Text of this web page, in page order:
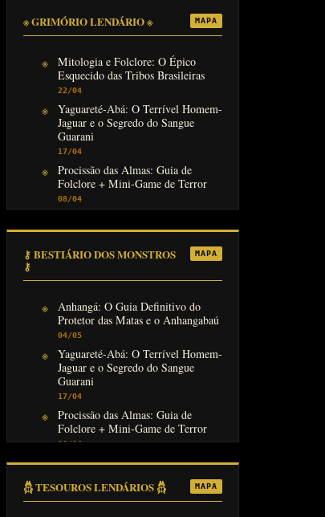
※ GRIMÓRIO LENDÁRIO ※ MAPA
Mitologia e Folclore: O Épico
Esquecido das Tribos Brasileiras
22/04
Yaguareté-Abá: O Terrível Homem-
Jaguar e o Segredo do Sangue
Guarani
17/04
Procissão das Almas: Guia de
Folclore + Mini-Game de Terror
08/04
⚷ BESTIÁRIO DOS MONSTROS
⚷
MAPA
Anhangá: O Guia Definitivo do
Protetor das Matas e o Anhangabaú
04/05
Yaguareté-Abá: O Terrível Homem-
Jaguar e o Segredo do Sangue
Guarani
17/04
Procissão das Almas: Guia de
Folclore + Mini-Game de Terror
08/04
𓆣 TESOUROS LENDÁRIOS 𓆣 MAPA